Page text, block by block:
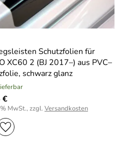
Schutzfolien für
XC60 2 (BJ 2017–) aus PVC–
schwarz glanz
€
MwSt., zzgl. Versandkosten